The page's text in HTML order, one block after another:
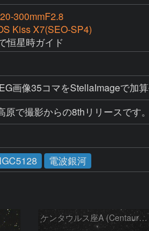
300mmF2.8
Kiss X7(SEO-SP4)
恒星時ガイド
画像35コマをStellaImageで加
原で撮影からの8thリリースです
電波銀河
ケンタウルス座A (Centaurus A)